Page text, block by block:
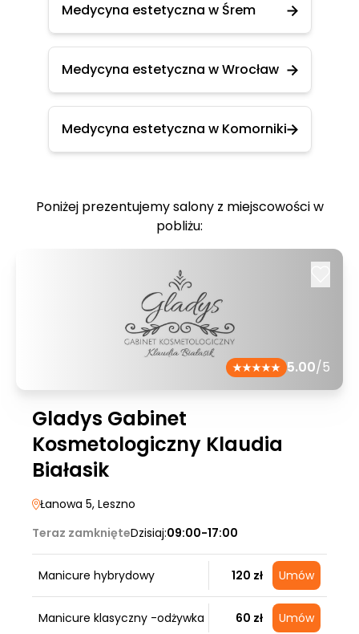
Medycyna estetyczna w Śrem
Medycyna estetyczna w Wrocław
Medycyna estetyczna w Komorniki
Poniżej prezentujemy salony z miejscowości w
pobliżu:
5.00/5
Gladys Gabinet
Kosmetologiczny Klaudia
Białasik
Łanowa 5, Leszno
Teraz zamknięteDzisiaj:09:00-17:00
Manicure hybrydowy 120 zł Umów
Manicure klasyczny -odżywka 60 zł Umów